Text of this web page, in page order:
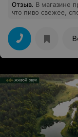
Отзыв. В магазине
что пиво свежее,
к моему удивлению
шоке, на сколько надо быть наглыми подлым
человеком. Не
отношение к